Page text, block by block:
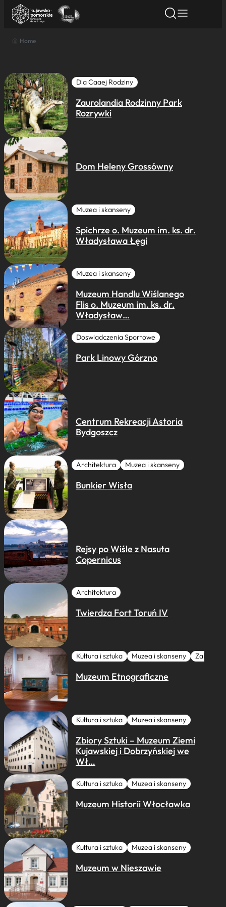
Nazwa atrakcji
Miasto
Kategoria
Home
Dla Caaej Rodziny
Zaurolandia Rodzinny Park
Rozrywki
Dom Heleny Grossówny
Muzea i skanseny
Spichrze o. Muzeum im. ks. dr.
Władysława Łęgi
Muzea i skanseny
Muzeum Handlu Wiślanego
Flis o. Muzeum im. ks. dr.
Władysław…
Doswiadczenia Sportowe
Park Linowy Górzno
Centrum Rekreacji Astoria
Bydgoszcz
Architektura Muzea i skanseny
Bunkier Wisła
Rejsy po Wiśle z Nasuta
Copernicus
Architektura
Twierdza Fort Toruń IV
Kultura i sztuka Muzea i skanseny Zabytki I
Muzeum Etnograficzne
Kultura i sztuka Muzea i skanseny
Zbiory Sztuki – Muzeum Ziemi
Kujawskiej i Dobrzyńskiej we
Wł…
Kultura i sztuka Muzea i skanseny
Muzeum Historii Włocławka
Kultura i sztuka Muzea i skanseny
Muzeum w Nieszawie